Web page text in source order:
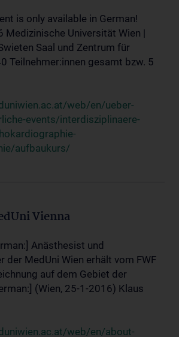
is only available in German!
Medizinische Universität Wien |
Saal und Zentrum für
Teilnehmer:innen gesamt bzw. 5
web/en/ueber-
events/interdisziplinaere-
aufbaukurs/
Vienna
Anästhesist und
der MedUni Wien erhält vom FWF
auf dem Gebiet der
(Wien, 25-1-2016) Klaus
web/en/about-